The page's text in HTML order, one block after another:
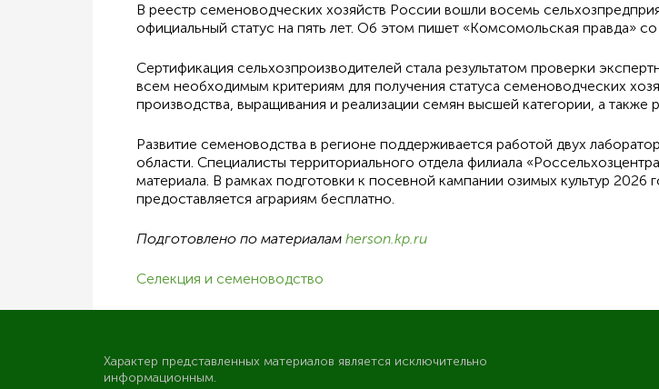
В реестр семеноводческих хозяйств России вошли восемь
официальный статус на пять лет. Об этом пишет «Комсомольская правда»
Сертификация сельхозпроизводителей стала результатом проверки
всем необходимым критериям для получения статуса семеноводческих
производства, выращивания и реализации семян высшей категории, а
Развитие семеноводства в регионе поддерживается работой двух
области. Специалисты территориального отдела филиала
материала. В рамках подготовки к посевной кампании озимых культур 2026
предоставляется аграриям бесплатно.
Подготовлено по материалам herson.kp.ru
Селекция и семеноводство
Характер представленных материалов является исключительно
информационным.